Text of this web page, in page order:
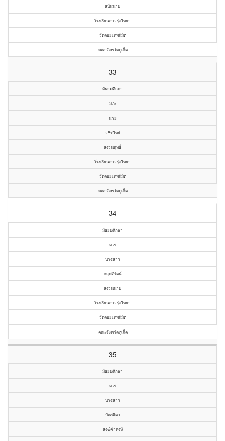
สนั่นนาม
โรงเรียนดาวรุ่งวิทยา
วัดดอยเทพนิมิต
คณะจังหวัดภูเก็ต
33
มัธยมศึกษา
ม.๖
นาย
วชิรวิทย์
สงวนฤทธิ์
โรงเรียนดาวรุ่งวิทยา
วัดดอยเทพนิมิต
คณะจังหวัดภูเก็ต
34
มัธยมศึกษา
ม.๕
นางสาว
กฤษติรัตน์
สงวนนาม
โรงเรียนดาวรุ่งวิทยา
วัดดอยเทพนิมิต
คณะจังหวัดภูเก็ต
35
มัธยมศึกษา
ม.๔
นางสาว
บัณฑิตา
สงฆ์คำหงษ์